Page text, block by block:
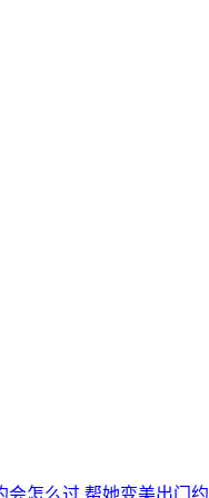
会怎么过 帮她变美出门